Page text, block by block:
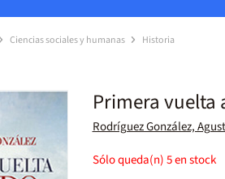
Ciencias sociales y humanas Historia
Primera vuelta
Rodríguez González,
Sólo queda(n)5en stock